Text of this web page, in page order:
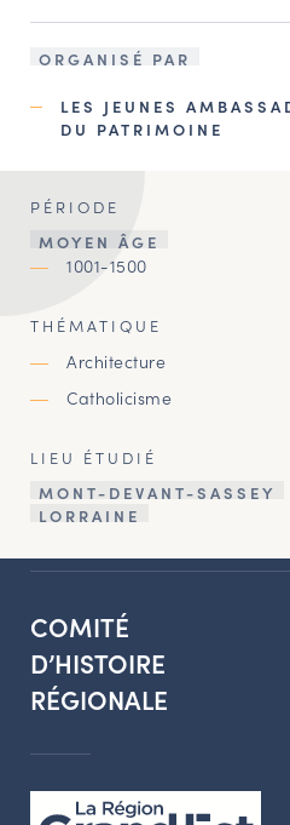
ORGANISÉ PAR
LES JEUNES
DU PATRIMOINE
PÉRIODE
MOYEN ÂGE
1001-1500
THÉMATIQUE
Architecture
Catholicisme
LIEU ÉTUDIÉ
MONT-DEVANT-SASSEY
LORRAINE
COMITÉ
D’HISTOIRE
RÉGIONALE